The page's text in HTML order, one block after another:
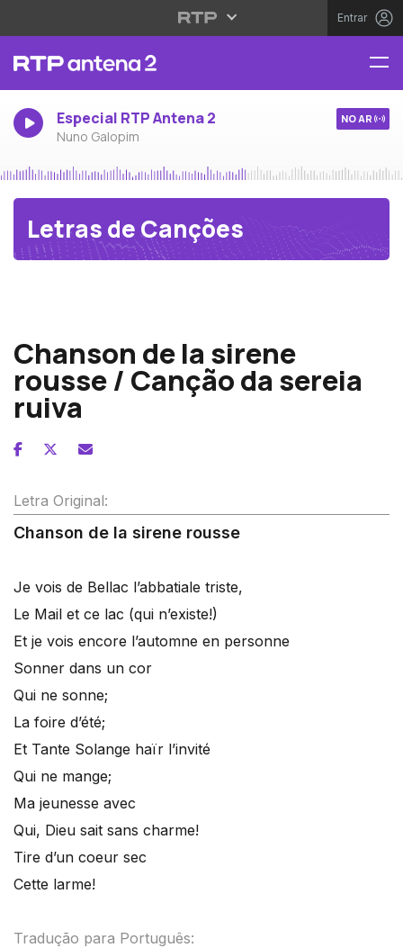
Entrar
Especial RTP Antena 2
Nuno Galopim
NO AR
Letras de Canções
Chanson de la sirene
rousse / Canção da sereia
ruiva
Letra Original:
Chanson de la sirene rousse
Je vois de Bellac l’abbatiale triste,
Le Mail et ce lac (qui n’existe!)
Et je vois encore l’automne en personne
Sonner dans un cor
Qui ne sonne;
La foire d’été;
Et Tante Solange haïr l’invité
Qui ne mange;
Ma jeunesse avec
Qui, Dieu sait sans charme!
Tire d’un coeur sec
Cette larme!
Tradução para Português: